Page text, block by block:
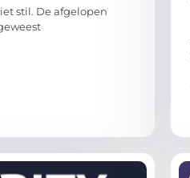
stil. De afgelopen